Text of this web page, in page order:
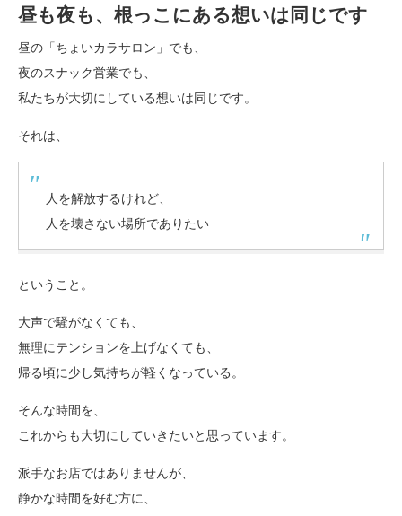
昼も夜も、根っこにある想いは同じです
昼の「ちょいカラサロン」でも、
夜のスナック営業でも、
私たちが大切にしている想いは同じです。
それは、
人を解放するけれど、
人を壊さない場所でありたい
ということ。
大声で騒がなくても、
無理にテンションを上げなくても、
帰る頃に少し気持ちが軽くなっている。
そんな時間を、
これからも大切にしていきたいと思っています。
派手なお店ではありませんが、
静かな時間を好む方に、